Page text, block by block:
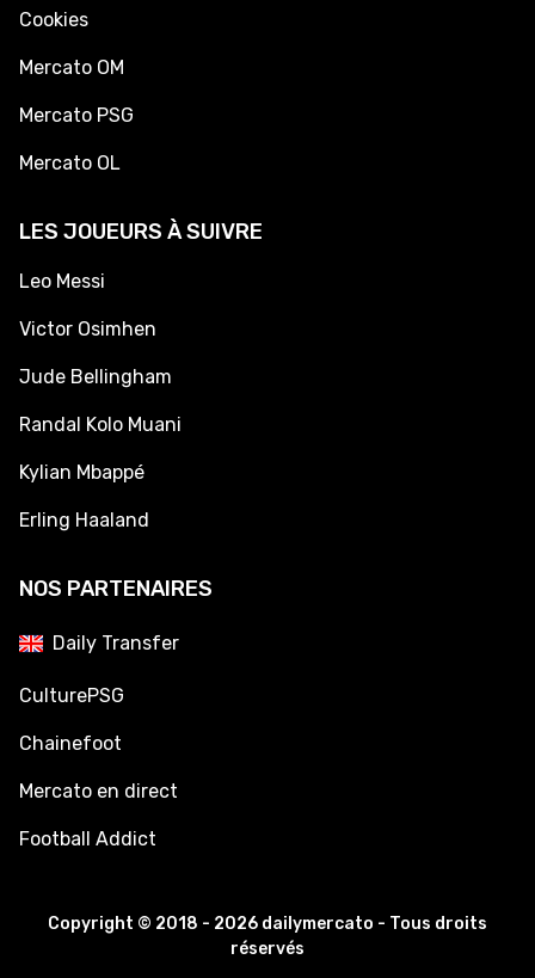
Cookies
Mercato OM
Mercato PSG
Mercato OL
LES JOUEURS À SUIVRE
Leo Messi
Victor Osimhen
Jude Bellingham
Randal Kolo Muani
Kylian Mbappé
Erling Haaland
NOS PARTENAIRES
Daily Transfer
CulturePSG
Chainefoot
Mercato en direct
Football Addict
Copyright © 2018 - 2026 dailymercato - Tous droits
réservés